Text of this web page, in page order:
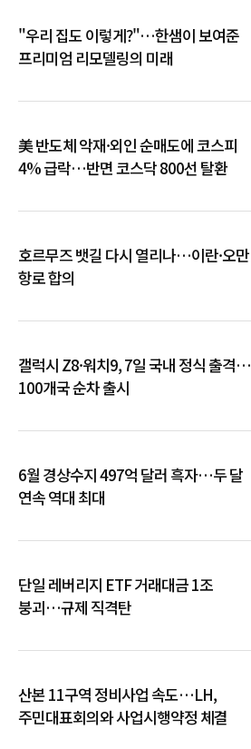
"우리 집도 이렇게?"…한샘이 보여준
프리미엄 리모델링의 미래
美 반도체 악재·외인 순매도에 코스피
4% 급락…반면 코스닥 800선 탈환
호르무즈 뱃길 다시 열리나…이란·오만
항로 합의
갤럭시 Z8·워치9, 7일 국내 정식 출격…
100개국 순차 출시
6월 경상수지 497억 달러 흑자…두 달
연속 역대 최대
단일 레버리지 ETF 거래대금 1조
붕괴…규제 직격탄
산본 11구역 정비사업 속도…LH,
주민대표회의와 사업시행약정 체결